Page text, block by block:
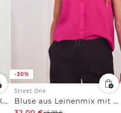
Blusentop mit Bowling-Kragen und Knoten
-30%
Street One
Bluse aus Leinenmix mit Rüschen